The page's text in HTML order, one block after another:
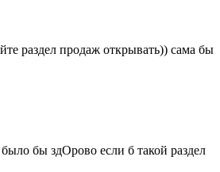
раздел продаж открывать)) сама бы
бы здОрово если б такой раздел